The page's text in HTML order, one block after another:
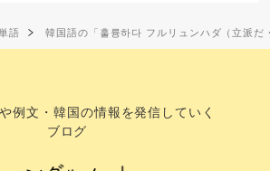
単語 韓国語の「훌륭하다 フルリュンハダ（立派
例文・韓国の情報を発信していく
ブログ